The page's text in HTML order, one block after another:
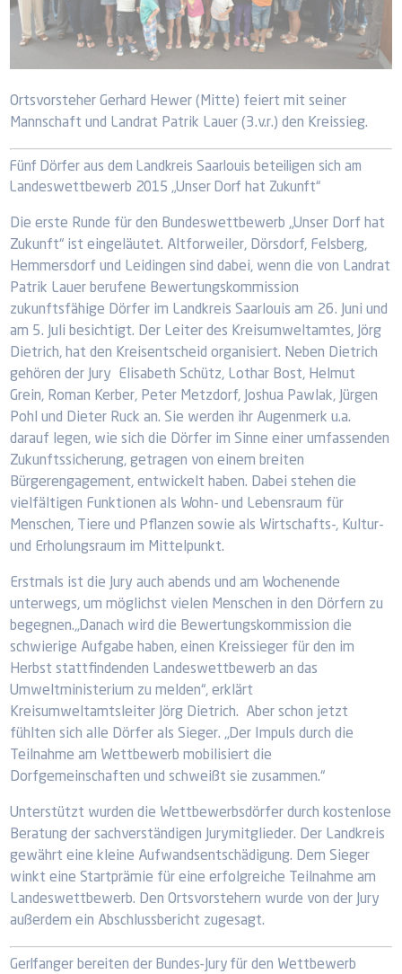
Ortsvorsteher Gerhard Hewer (Mitte) feiert mit seiner
Mannschaft und Landrat Patrik Lauer (3.v.r.) den Kreissieg.
Fünf Dörfer aus dem Landkreis Saarlouis beteiligen sich am
Landeswettbewerb 2015 „Unser Dorf hat Zukunft“
Die erste Runde für den Bundeswettbewerb „Unser Dorf hat
Zukunft“ ist eingeläutet. Altforweiler, Dörsdorf, Felsberg,
Hemmersdorf und Leidingen sind dabei, wenn die von Landrat
Patrik Lauer berufene Bewertungskommission
zukunftsfähige Dörfer im Landkreis Saarlouis am 26. Juni und
am 5. Juli besichtigt. Der Leiter des Kreisumweltamtes, Jörg
Dietrich, hat den Kreisentscheid organisiert. Neben Dietrich
gehören der Jury Elisabeth Schütz, Lothar Bost, Helmut
Grein, Roman Kerber, Peter Metzdorf, Joshua Pawlak, Jürgen
Pohl und Dieter Ruck an. Sie werden ihr Augenmerk u.a.
darauf legen, wie sich die Dörfer im Sinne einer umfassenden
Zukunftssicherung, getragen von einem breiten
Bürgerengagement, entwickelt haben. Dabei stehen die
vielfältigen Funktionen als Wohn- und Lebensraum für
Menschen, Tiere und Pflanzen sowie als Wirtschafts-, Kultur-
und Erholungsraum im Mittelpunkt.
Erstmals ist die Jury auch abends und am Wochenende
unterwegs, um möglichst vielen Menschen in den Dörfern zu
begegnen.„Danach wird die Bewertungskommission die
schwierige Aufgabe haben, einen Kreissieger für den im
Herbst stattfindenden Landeswettbewerb an das
Umweltministerium zu melden“, erklärt
Kreisumweltamtsleiter Jörg Dietrich. Aber schon jetzt
fühlten sich alle Dörfer als Sieger. „Der Impuls durch die
Teilnahme am Wettbewerb mobilisiert die
Dorfgemeinschaften und schweißt sie zusammen.“
Unterstützt wurden die Wettbewerbsdörfer durch kostenlose
Beratung der sachverständigen Jurymitglieder. Der Landkreis
gewährt eine kleine Aufwandsentschädigung. Dem Sieger
winkt eine Startprämie für eine erfolgreiche Teilnahme am
Landeswettbewerb. Den Ortsvorstehern wurde von der Jury
außerdem ein Abschlussbericht zugesagt.
Gerlfanger bereiten der Bundes-Jury für den Wettbewerb